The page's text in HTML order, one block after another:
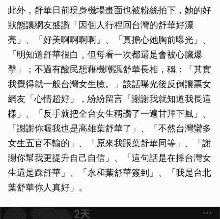
此外，舒華日前現身機場畫面也被粉絲拍下，她的好
狀態讓網友盛讚「因個人行程回台灣的舒華好漂
亮」、「好美啊啊啊啊」、「真擔心她胸前曝光」、
「明知道舒華很白，但每看一次都還是會被心臟爆
擊」；不過有酸民想藉機嘲諷舒華長相，稱：「其實
我覺得就一般台灣女生臉。」該話曝光後反倒讓票女
網友「心情超好」，紛紛留言「謝謝我就知道我長這
樣」、「反手就把全台女生稱讚了一遍甘拜下風」、
「謝謝你喔我也是高雄葉舒華了」、「不然台灣蠻多
女生五官不輸的」、「原來我跟葉舒華同等」、「謝
謝你幫我更提升自己自信」、「這句話是在捧台灣女
生還是踩舒華」、「永和葉舒華簽到」、「我是台北
葉舒華你人真好」。